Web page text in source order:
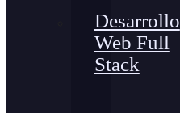
Desarrollo
Web Full
Stack